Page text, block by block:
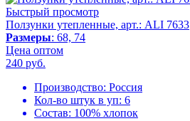
Быстрый просмотр
Ползунки утепленные, арт.: ALI 7633
Размеры: 68, 74
Цена оптом
240 руб.
Производство: Россия
Кол-во штук в уп: 6
Состав: 100% хлопок